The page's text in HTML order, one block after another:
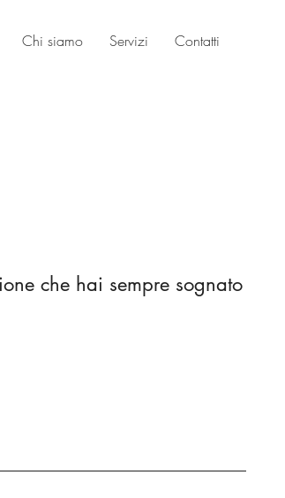
Chi siamo Servizi Contatti
che hai sempre sognato